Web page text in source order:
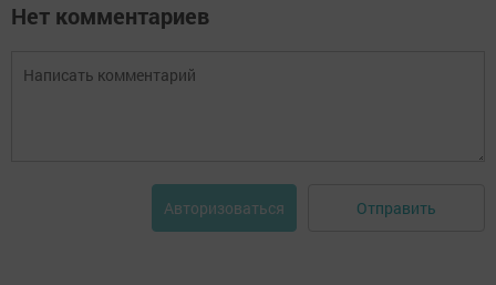
Нет комментариев
Авторизоваться Отправить